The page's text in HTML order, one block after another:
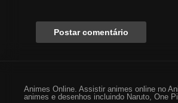
Animes Online. Assistir animes online no
animes e desenhos incluindo Naruto, One